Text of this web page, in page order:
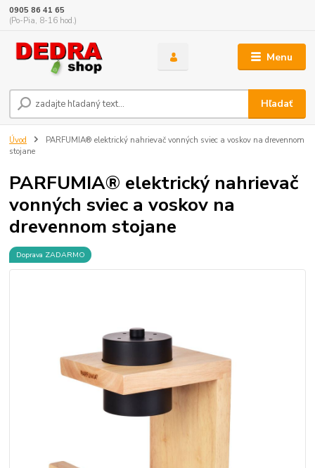
Menu
Hľadať
0905 86 41 65
(Po-Pia, 8-16 hod.)
Úvod
PARFUMIA® elektrický nahrievač vonných sviec a voskov na drevennom
stojane
PARFUMIA® elektrický nahrievač
vonných sviec a voskov na
drevennom stojane
Doprava ZADARMO